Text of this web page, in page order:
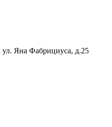
Яна Фабрициуса, д.25